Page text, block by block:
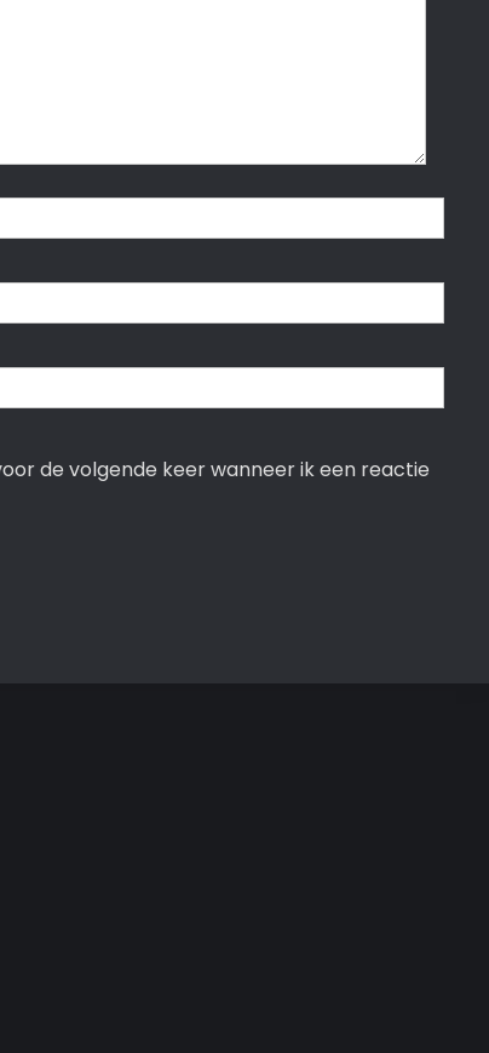
de volgende keer wanneer ik een reactie